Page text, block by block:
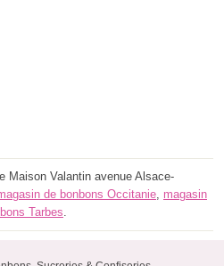
Maison Valantin avenue Alsace-
de bonbons Occitanie, magasin
Tarbes.